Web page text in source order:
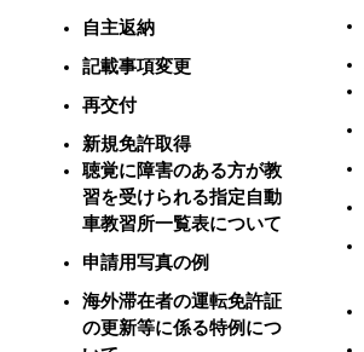
自主返納
記載事項変更
再交付
新規免許取得
聴覚に障害のある方が教
習を受けられる指定自動
車教習所一覧表について
申請用写真の例
海外滞在者の運転免許証
の更新等に係る特例につ